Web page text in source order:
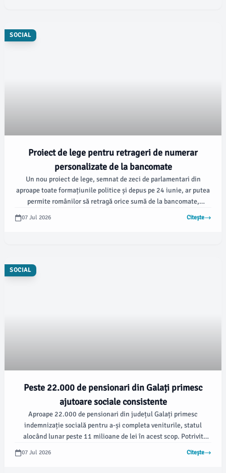
SOCIAL
Proiect de lege pentru retrageri de numerar
personalizate de la bancomate
Un nou proiect de lege, semnat de zeci de parlamentari din
aproape toate formațiunile politice și depus pe 24 iunie, ar putea
permite românilor să retragă orice sumă de la bancomate,
indiferent de instituția care a emis cardul, informează Mediafax.
07 Jul 2026 Citește
SOCIAL
Peste 22.000 de pensionari din Galați primesc
ajutoare sociale consistente
Aproape 22.000 de pensionari din județul Galați primesc
indemnizație socială pentru a-și completa veniturile, statul
alocând lunar peste 11 milioane de lei în acest scop. Potrivit
ședințe a Comisiei Județene privind Incluziunea Socială, la care
07 Jul 2026 Citește